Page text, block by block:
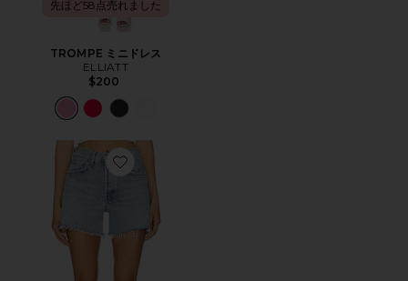
先ほど58点売れました
TROMPE ミニドレス
ELLIATT
$200
Favorite PARKER ショートパンツ